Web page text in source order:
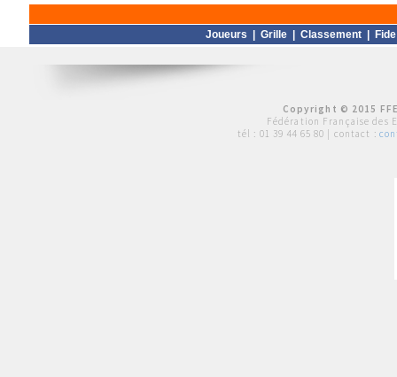
Joueurs Grille Classement Fide
Copyright © 2015
Fédération Française des
tél : 01 39 44 65 80 | contact :